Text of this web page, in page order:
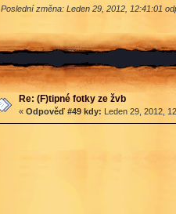
Poslední změna: Leden 29, 2012, 12:41:01
Re: (F)tipné fotky ze žvb
« Odpověď #49 kdy: Leden 29, 2012,